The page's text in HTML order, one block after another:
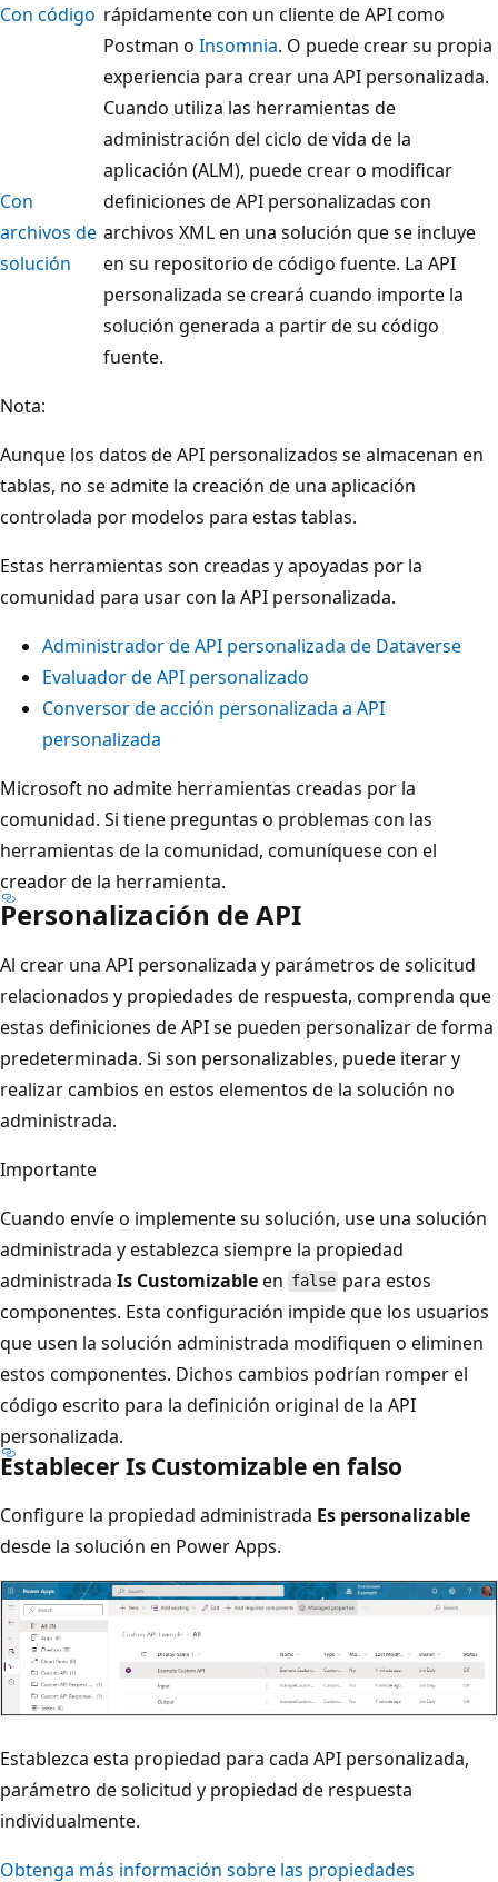
Con código rápidamente con un cliente de API como
Postman o Insomnia. O puede crear su propia
experiencia para crear una API personalizada.
Con
archivos de
solución
Cuando utiliza las herramientas de
administración del ciclo de vida de la
aplicación (ALM), puede crear o modificar
definiciones de API personalizadas con
archivos XML en una solución que se incluye
en su repositorio de código fuente. La API
personalizada se creará cuando importe la
solución generada a partir de su código
fuente.
Nota:
Aunque los datos de API personalizados se almacenan en
tablas, no se admite la creación de una aplicación
controlada por modelos para estas tablas.
Estas herramientas son creadas y apoyadas por la
comunidad para usar con la API personalizada.
Administrador de API personalizada de Dataverse
Evaluador de API personalizado
Conversor de acción personalizada a API
personalizada
Microsoft no admite herramientas creadas por la
comunidad. Si tiene preguntas o problemas con las
herramientas de la comunidad, comuníquese con el
creador de la herramienta.
Personalización de API
Al crear una API personalizada y parámetros de solicitud
relacionados y propiedades de respuesta, comprenda que
estas definiciones de API se pueden personalizar de forma
predeterminada. Si son personalizables, puede iterar y
realizar cambios en estos elementos de la solución no
administrada.
Importante
Cuando envíe o implemente su solución, use una solución
administrada y establezca siempre la propiedad
administrada Is Customizableen false para estos
componentes. Esta configuración impide que los usuarios
que usen la solución administrada modifiquen o eliminen
estos componentes. Dichos cambios podrían romper el
código escrito para la definición original de la API
personalizada.
Establecer Is Customizable en falso
Configure la propiedad administrada Es personalizable
desde la solución en Power Apps.
Establezca esta propiedad para cada API personalizada,
parámetro de solicitud y propiedad de respuesta
individualmente.
Obtenga más información sobre las propiedades